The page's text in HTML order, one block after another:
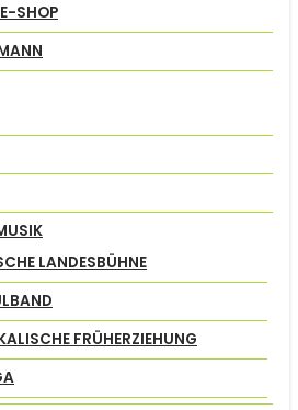
SHOP
LANDESBÜHNE
FRÜHERZIEHUNG